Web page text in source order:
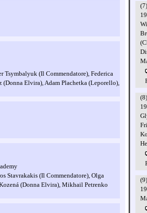
Tsymbalyuk (Il Commendatore), Federica
Elvira), Adam Plachetka (Leporello),
Stavrakakis (Il Commendatore), Olga
(Donna Elvira), Mikhail Petrenko